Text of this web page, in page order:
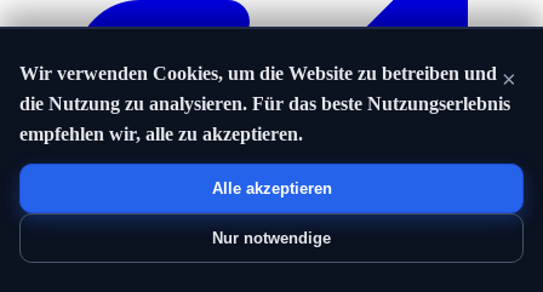
×
Wir verwenden Cookies, um die Website zu betreiben und
die Nutzung zu analysieren. Für das beste Nutzungserlebnis
empfehlen wir, alle zu akzeptieren.
Alle akzeptieren
Nur notwendige